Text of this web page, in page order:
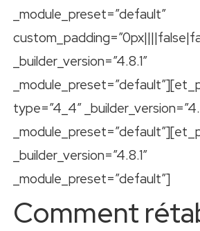
_module_preset=”default”
_builder_version=”4.8.1″
type=”4_4″
_builder_version=”4.8.1″
_module_preset=”default”]
Comment